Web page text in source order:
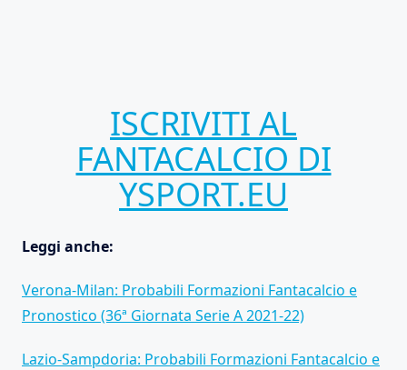
ISCRIVITI AL
FANTACALCIO DI
YSPORT.EU
Leggi anche:
Verona-Milan: Probabili Formazioni Fantacalcio e
Pronostico (36ª Giornata Serie A 2021-22)
Lazio-Sampdoria: Probabili Formazioni Fantacalcio e